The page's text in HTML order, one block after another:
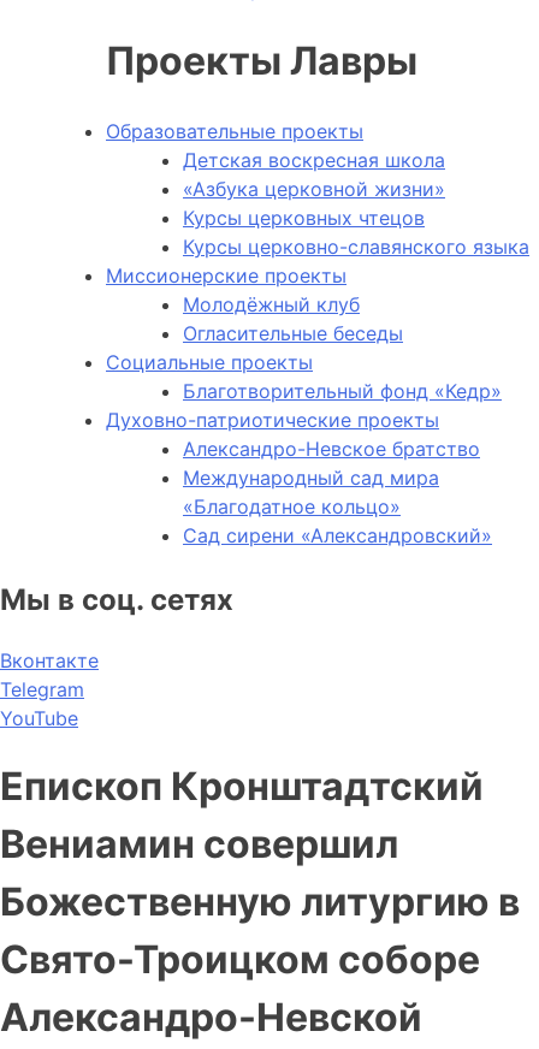
Проекты Лавры
Образовательные проекты
Детская воскресная школа
«Азбука церковной жизни»
Курсы церковных чтецов
Курсы церковно-славянского языка
Миссионерские проекты
Молодёжный клуб
Огласительные беседы
Социальные проекты
Благотворительный фонд «Кедр»
Духовно-патриотические проекты
Александро-Невское братство
Международный сад мира
«Благодатное кольцо»
Сад сирени «Александровский»
Мы в соц. сетях
Вконтакте
Telegram
YouTube
Епископ Кронштадтский
Вениамин совершил
Божественную литургию в
Свято-Троицком соборе
Александро-Невской